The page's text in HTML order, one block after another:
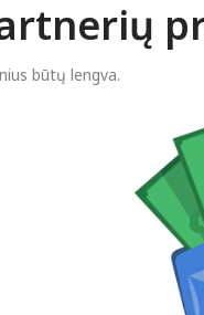
būtų lengva.